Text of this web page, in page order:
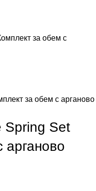
за обем с арганово
Spring Set
арганово